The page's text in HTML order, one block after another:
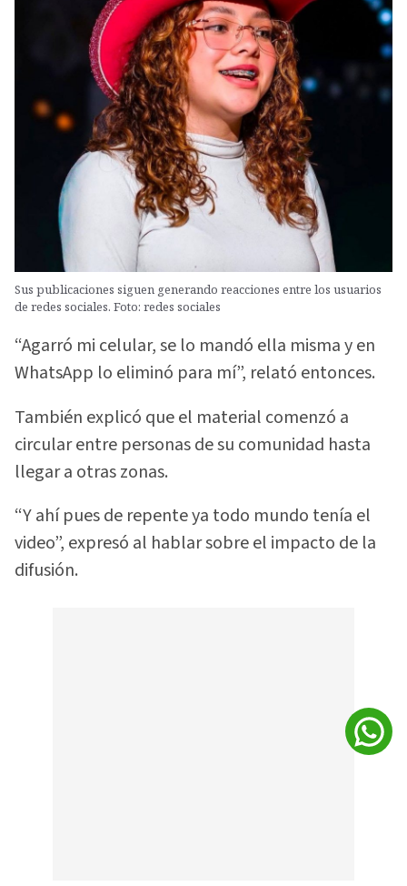
Sus publicaciones siguen generando reacciones entre los usuarios
de redes sociales. Foto: redes sociales
“Agarró mi celular, se lo mandó ella misma y en
WhatsApp lo eliminó para mí”, relató entonces.
También explicó que el material comenzó a
circular entre personas de su comunidad hasta
llegar a otras zonas.
“Y ahí pues de repente ya todo mundo tenía el
video”, expresó al hablar sobre el impacto de la
difusión.